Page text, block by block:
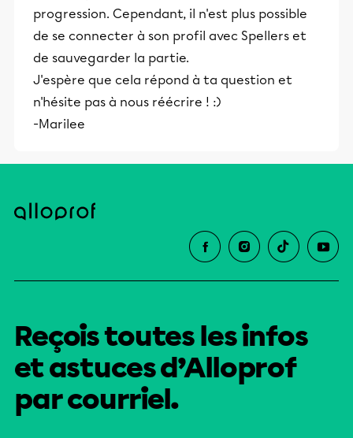
progression. Cependant, il n'est plus possible
de se connecter à son profil avec Spellers et
de sauvegarder la partie.
J'espère que cela répond à ta question et
n'hésite pas à nous réécrire ! :)
-Marilee
Reçois toutes les infos
et astuces d’Alloprof
par courriel.